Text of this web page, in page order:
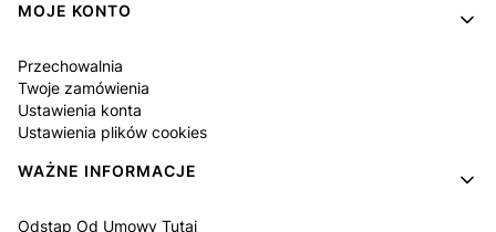
MOJE KONTO
Przechowalnia
Twoje zamówienia
Ustawienia konta
Ustawienia plików cookies
WAŻNE INFORMACJE
Odstąp Od Umowy Tutaj